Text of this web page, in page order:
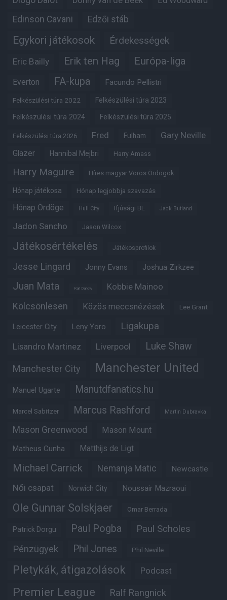
Edinson Cavani Edzői stáb
Egykori játékosok Érdekességek
Eric Bailly Erik ten Hag Európa-liga
Everton FA-kupa Facundo Pellistri
Felkészülési túra 2022 Felkészülési túra 2023
Felkészülési túra 2024 Felkészülési túra 2025
Felkészülési túra 2026 Fred Fulham Gary Neville
Glazer Hannibal Mejbri Harry Amass
Harry Maguire Híres magyar Vörös Ördögök
Hónap játékosa Hónap legjobbja szavazás
Hónap Ördöge Hull City Ifjúsági BL Jack Butland
Jadon Sancho Jason Wilcox
Játékosértékelés Játékosprofilok
Jesse Lingard Jonny Evans Joshua Zirkzee
Juan Mata Karl Darlow Kobbie Mainoo
Kölcsönlesen Közös meccsnézések Lee Grant
Leicester City Leny Yoro Ligakupa
Lisandro Martinez Liverpool Luke Shaw
Manchester City Manchester United
Manuel Ugarte Manutdfanatics.hu
Marcel Sabitzer Marcus Rashford Martin Dubravka
Mason Greenwood Mason Mount
Matheus Cunha Matthijs de Ligt
Michael Carrick Nemanja Matic Newcastle
Női csapat Norwich City Noussair Mazraoui
Ole Gunnar Solskjaer Omar Berrada
Patrick Dorgu Paul Pogba Paul Scholes
Pénzügyek Phil Jones Phil Neville
Pletykák, átigazolások Podcast
Premier League Ralf Rangnick